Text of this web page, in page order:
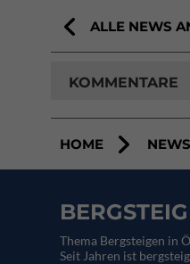
ALLE NEWS
KOMMENTARE
HOME NEWS
Thema Bergsteigen in
Seit Jahren ist